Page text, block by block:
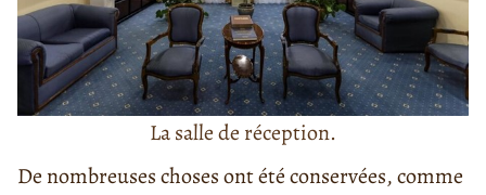
La salle de réception.
De nombreuses choses ont été conservées, comme